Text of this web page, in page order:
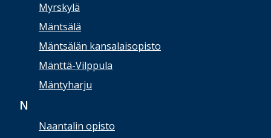
Myrskylä
Mäntsälä
Mäntsälän kansalaisopisto
Mänttä-Vilppula
Mäntyharju
N
Naantalin opisto